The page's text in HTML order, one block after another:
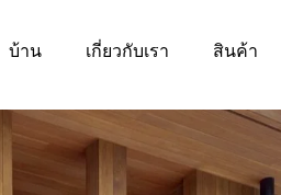
บ้าน เกี่ยวกับเรา สินค้า